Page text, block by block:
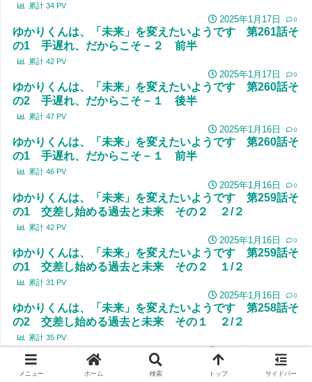
累計 34 PV
2025年1月17日 0
ゆかりくんは、「未来」を変えたいようです 第261話そ
の1 手遅れ、だからこそ－２ 前半
累計 42 PV
2025年1月17日 0
ゆかりくんは、「未来」を変えたいようです 第260話そ
の2 手遅れ、だからこそ－１ 後半
累計 47 PV
2025年1月16日 0
ゆかりくんは、「未来」を変えたいようです 第260話そ
の1 手遅れ、だからこそ－１ 前半
累計 46 PV
2025年1月16日 0
ゆかりくんは、「未来」を変えたいようです 第259話そ
の1 交差し始める過去と未来 その２ ２/２
累計 42 PV
2025年1月16日 0
ゆかりくんは、「未来」を変えたいようです 第259話そ
の1 交差し始める過去と未来 その２ １/２
累計 31 PV
2025年1月16日 0
ゆかりくんは、「未来」を変えたいようです 第258話そ
の2 交差し始める過去と未来 その１ ２/２
累計 35 PV
2025年1月16日
ゆかりくんは、「未来」を変えたいようです 第258話そ
の1 交差し始める過去と未来 その１ １/２
メニュー ホーム 検索 トップ サイドバー